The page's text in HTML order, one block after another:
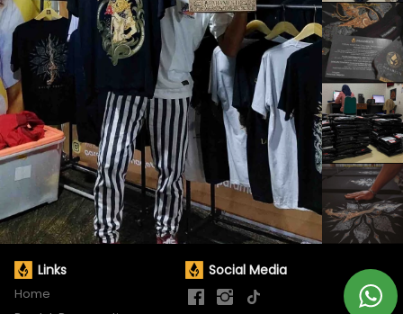
Links
Home
Social Media